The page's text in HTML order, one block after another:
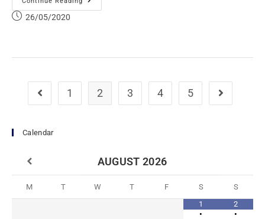
26/05/2020
1 2 3 4 5
Calendar
AUGUST 2026
M T W T F S
S
1
•
2
•